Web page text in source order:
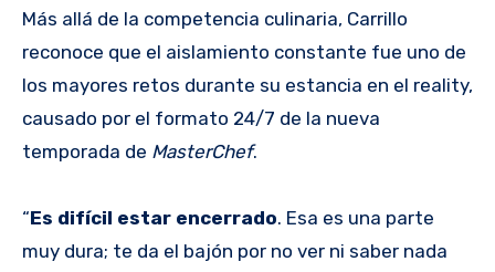
Más allá de la competencia culinaria, Carrillo
reconoce que el aislamiento constante fue uno de
los mayores retos durante su estancia en el reality,
causado por el formato 24/7 de la nueva
temporada de MasterChef.
“Es difícil estar encerrado. Esa es una parte
muy dura; te da el bajón por no ver ni saber nada